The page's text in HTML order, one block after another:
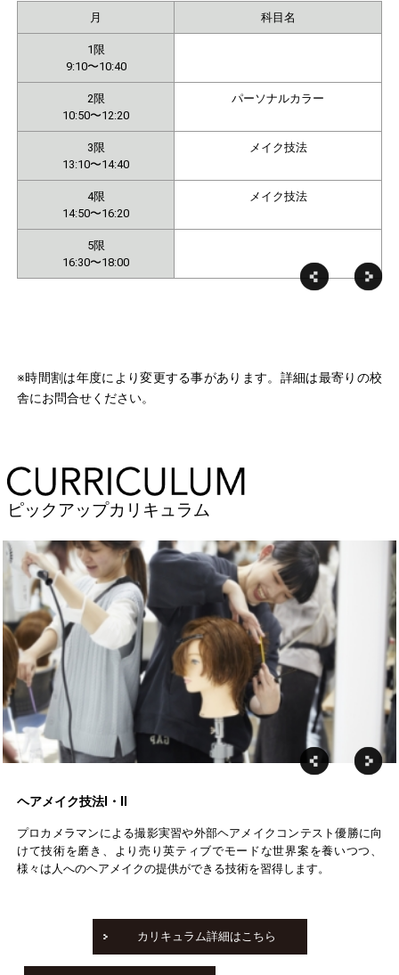
月 科目名
1限
9:10〜10:40
2限
10:50〜12:20
パーソナルカラー
3限
13:10〜14:40
メイク技法
4限
14:50〜16:20
メイク技法
5限
16:30〜18:00
※時間割は年度により変更する事があります。詳細は最寄りの校
舎にお問合せください。
ピックアップカリキュラム
ヘアメイク技法Ⅰ・Ⅱ
プロカメラマンによる撮影実習や外部ヘアメイクコンテスト優勝に向
けて技術を磨き、より売り英ティブでモードな世界案を養いつつ、
様々は人へのヘアメイクの提供ができる技術を習得します。
カリキュラム詳細はこちら